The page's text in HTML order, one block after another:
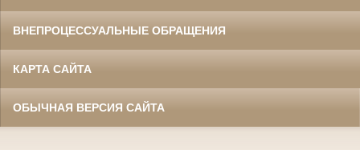
ВНЕПРОЦЕССУАЛЬНЫЕ ОБРАЩЕНИЯ
КАРТА САЙТА
ОБЫЧНАЯ ВЕРСИЯ САЙТА